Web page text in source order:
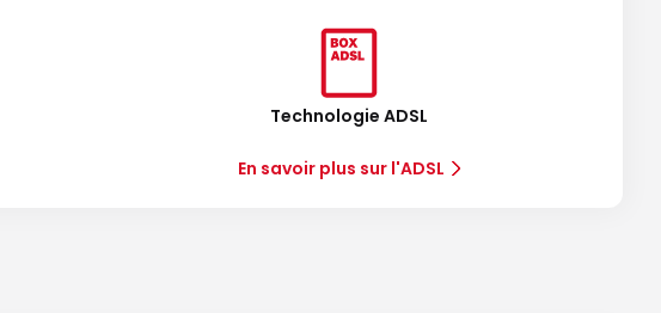
Technologie ADSL
En savoir plus sur l'ADSL